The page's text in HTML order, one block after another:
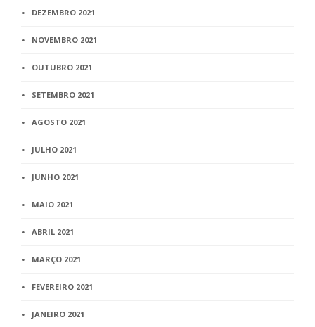
DEZEMBRO 2021
NOVEMBRO 2021
OUTUBRO 2021
SETEMBRO 2021
AGOSTO 2021
JULHO 2021
JUNHO 2021
MAIO 2021
ABRIL 2021
MARÇO 2021
FEVEREIRO 2021
JANEIRO 2021